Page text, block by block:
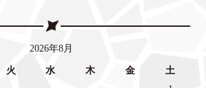
2026年8月
火 水 木 金
土